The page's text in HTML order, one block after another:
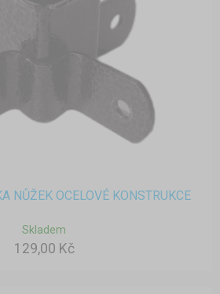
NŮŽEK OCELOVÉ KONSTRUKCE
Skladem
129,00 Kč